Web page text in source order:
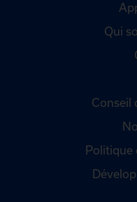
Qui
Conseil
Politique